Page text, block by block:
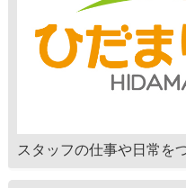
スタッフの仕事や日常を